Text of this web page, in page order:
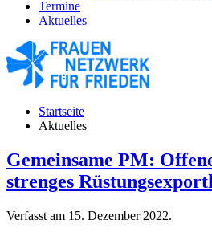
Termine
Aktuelles
Startseite
Aktuelles
Gemeinsame PM:
strenges
Verfasst am 15. Dezember 2022.